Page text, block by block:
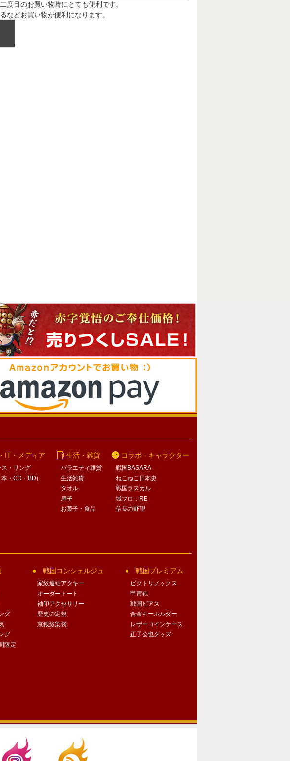
度目のお買い物時にとても便利です。
などお買い物が便利になります。
IT・メディア
ス・リング
・CD・BD）
生活・雑貨
バラエティ雑貨
生活雑貨
タオル
扇子
お菓子・食品
コラボ・キャラクター
戦国BASARA
ねこねこ日本史
戦国ラスカル
城プロ：RE
信長の野望
グ
グ
限定
戦国コンシェルジュ
家紋連結アクキー
オーダートート
袖印アクセサリー
歴史の定規
京銀紋染袋
戦国プレミアム
ビクトリノックス
甲冑鞄
戦国ピアス
合金キーホルダー
レザーコインケース
正子公也グッズ